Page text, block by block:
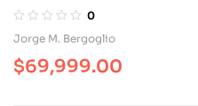
Tribulación
0
Jorge M. Bergoglio
$69,999.00